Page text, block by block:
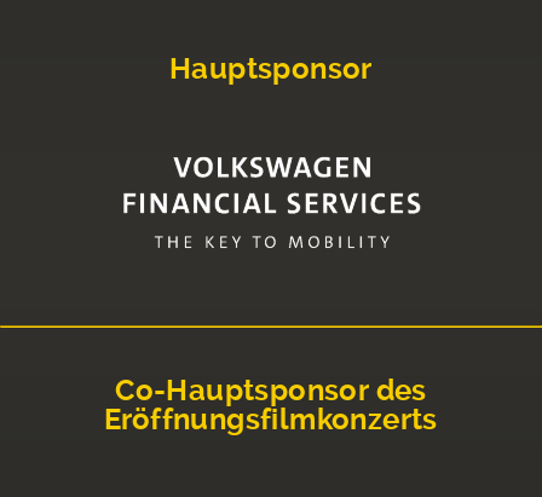
Hauptsponsor
Co-Hauptsponsor des
Eröffnungsfilmkonzerts